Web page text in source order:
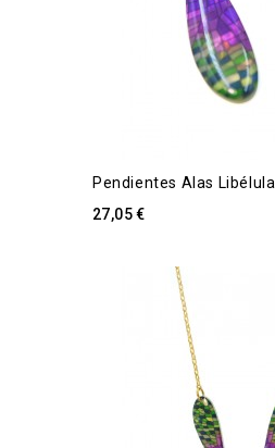
Pendientes Alas Libélula
27,05 €